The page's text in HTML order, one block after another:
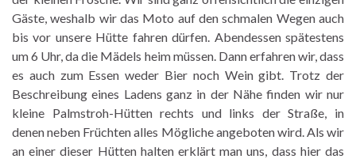
Gäste, weshalb wir das Moto auf den schmalen Wegen auch
bis vor unsere Hütte fahren dürfen. Abendessen spätestens
um 6 Uhr, da die Mädels heim müssen. Dann erfahren wir, dass
es auch zum Essen weder Bier noch Wein gibt. Trotz der
Beschreibung eines Ladens ganz in der Nähe finden wir nur
kleine Palmstroh-Hütten rechts und links der Straße, in
denen neben Früchten alles Mögliche angeboten wird. Als wir
an einer dieser Hütten halten erklärt man uns, dass hier das